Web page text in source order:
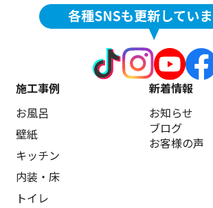
施工事例
お風呂
壁紙
キッチン
内装・床
トイレ
新着情報
お知らせ
ブログ
お客様の声